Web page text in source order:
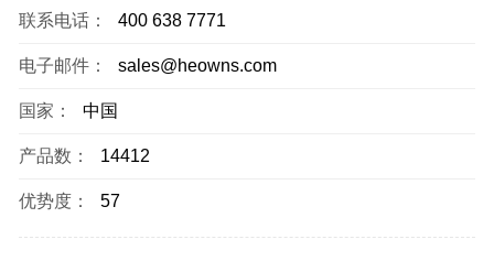
联系电话： 400 638 7771
电子邮件： sales@heowns.com
国家： 中国
产品数： 14412
优势度： 57